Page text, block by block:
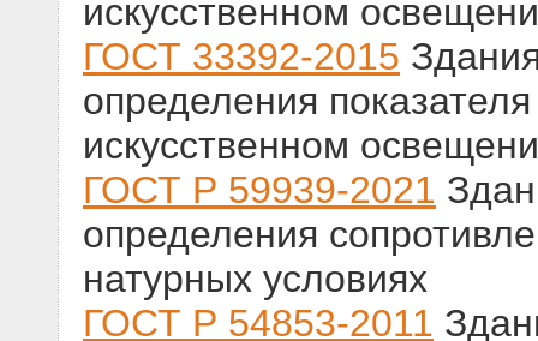
искусственном
ГОСТ 33392-2015
определения
искусственном
ГОСТ Р 59939-2021
определения
натурных условиях
ГОСТ Р 54853-2011